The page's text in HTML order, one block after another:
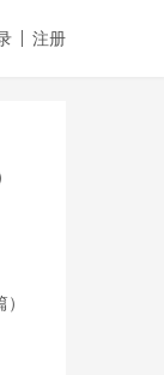
注册